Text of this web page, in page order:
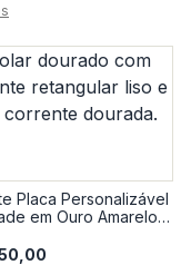
Placa Personalizável
em Ouro Amarelo